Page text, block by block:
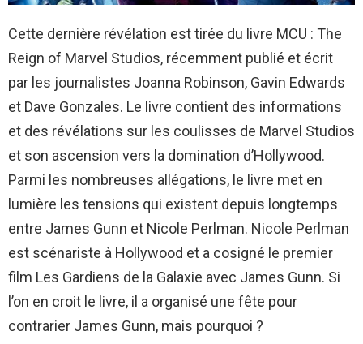
Cette dernière révélation est tirée du livre MCU : The
Reign of Marvel Studios, récemment publié et écrit
par les journalistes Joanna Robinson, Gavin Edwards
et Dave Gonzales. Le livre contient des informations
et des révélations sur les coulisses de Marvel Studios
et son ascension vers la domination d’Hollywood.
Parmi les nombreuses allégations, le livre met en
lumière les tensions qui existent depuis longtemps
entre James Gunn et Nicole Perlman. Nicole Perlman
est scénariste à Hollywood et a cosigné le premier
film Les Gardiens de la Galaxie avec James Gunn. Si
l’on en croit le livre, il a organisé une fête pour
contrarier James Gunn, mais pourquoi ?